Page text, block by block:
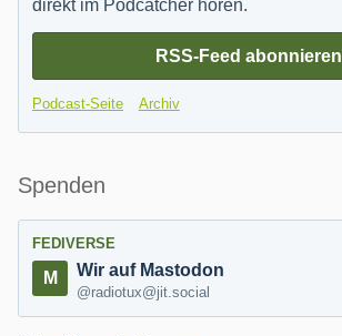
direkt im Podcatcher hören.
RSS-Feed abonnieren
Podcast-Seite Archiv
Spenden
FEDIVERSE
Wir auf Mastodon
@radiotux@jit.social